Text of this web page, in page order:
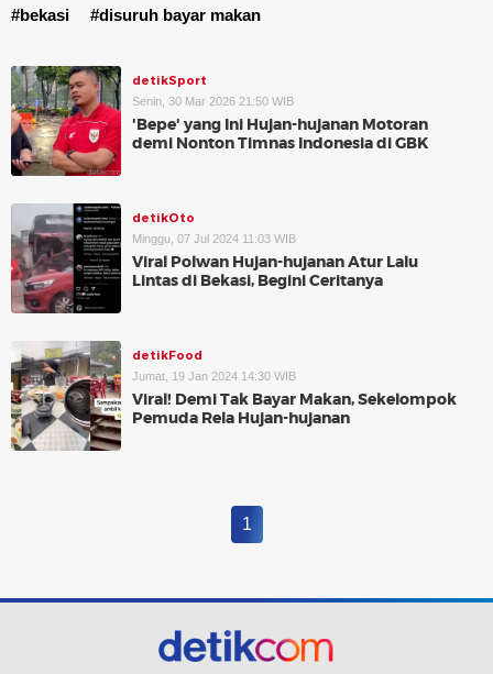
#bekasi
#disuruh bayar makan
detikSport
Senin, 30 Mar 2026 21:50 WIB
'Bepe' yang Ini Hujan-hujanan Motoran
demi Nonton Timnas Indonesia di GBK
detikOto
Minggu, 07 Jul 2024 11:03 WIB
Viral Polwan Hujan-hujanan Atur Lalu
Lintas di Bekasi, Begini Ceritanya
detikFood
Jumat, 19 Jan 2024 14:30 WIB
Viral! Demi Tak Bayar Makan, Sekelompok
Pemuda Rela Hujan-hujanan
1